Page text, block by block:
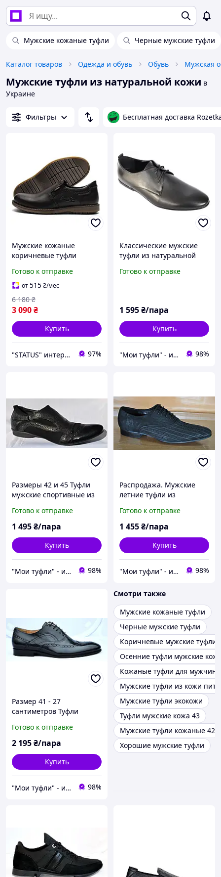
Мужские кожаные туфли Черные мужские туфли
Каталог товаров Одежда и обувь Обувь Мужская
Мужские туфли из натуральной кожи в
Украине
Фильтры Бесплатная доставка
Мужские кожаные
коричневые туфли
без шнуровки,
повседневные туфли из
натуральной кожи
Готово к отправке
от515₴/мес
3 090₴
6 180 ₴
Купить
"STATUS" интернет магазин мужской и женской обуви 97%
Классические мужские
туфли из натуральной
40, 42, 45 Atriboots CV024
Готово к отправке
1 595₴/пара
Купить
"Мои туфли" - интернет магазин обуви на все случаи жизни. 98%
Размеры 42 и 45 Туфли
мужские спортивные из
Tezoro 1KL-10-11
Готово к отправке
1 495₴/пара
Купить
"Мои туфли" - интернет магазин обуви на все случаи жизни. 98%
Распродажа. Мужские
летние туфли из
полноразмерные. Размер
42 и 43. Tezoro 12ML042.
Готово к отправке
1 455₴/пара
Купить
"Мои туфли" - интернет магазин обуви на все случаи жизни. 98%
Размер 41 - 27
сантиметров Туфли
натуральной кожи,
черные Jiansan W001
Готово к отправке
2 195₴/пара
Купить
"Мои туфли" - интернет магазин обуви на все случаи жизни. 98%
Смотри также
Мужские кожаные туфли
Черные мужские туфли
Коричневые мужские туфли
Осенние туфли мужские
Кожаные туфли для мужчин
Мужские туфли из кожи
Мужские туфли экокожи
Туфли мужские кожа 43
Мужские туфли кожаные 42
Хорошие мужские туфли